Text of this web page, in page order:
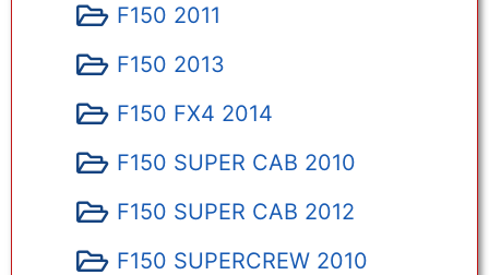
F150 2011
F150 2013
F150 FX4 2014
F150 SUPER CAB 2010
F150 SUPER CAB 2012
F150 SUPERCREW 2010